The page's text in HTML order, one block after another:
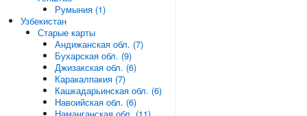
Румыния (1)
Узбекистан
Старые карты
Андижанская обл. (7)
Бухарская обл. (9)
Джизакская обл. (6)
Каракалпакия (7)
Кашкадарьинская обл. (6)
Навоийская обл. (6)